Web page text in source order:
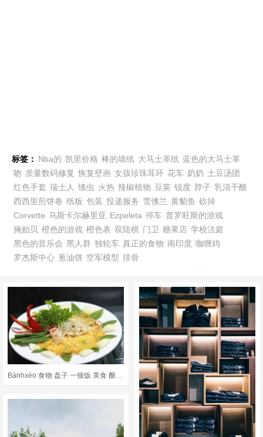
标签： Nba的 凯里价格 棒的墙纸 大马士革纸 蓝色的大马士革
吻 质量数码修复 恢复壁画 女孩珍珠耳环 花车 奶奶 土豆汤团
红色手套 瑞士人 绦虫 火热 辣椒植物 豆荚 锐度 脖子 乳清干酪
西西里煎饼卷 纸板 包装 投递服务 雪佛兰 黄貂鱼 砍掉
Corvette 乌斯卡尔赫里亚 Ezpeleta 停车 普罗旺斯的游戏
腌贻贝 橙色的游戏 橙色表 双陆棋 门卫 糖果店 学校法庭
黑色的音乐会 黑人群 独轮车 真正的食物 南印度 咖喱鸡
罗杰斯中心 葱油饼 空军模型 排骨